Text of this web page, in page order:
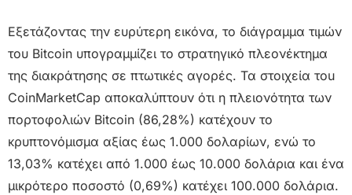
Εξετάζοντας την ευρύτερη εικόνα, το διάγραμμα τιμών
του Bitcoin υπογραμμίζει το στρατηγικό πλεονέκτημα
της διακράτησης σε πτωτικές αγορές. Τα στοιχεία τou
CoinMarketCap αποκαλύπτουν ότι η πλειονότητα των
πορτοφολιών Bitcoin (86,28%) κατέχουν το
κρυπτονόμισμα αξίας έως 1.000 δολαρίων, ενώ το
13,03% κατέχει από 1.000 έως 10.000 δολάρια και ένα
μικρότερο ποσοστό (0,69%) κατέχει 100.000 δολάρια.